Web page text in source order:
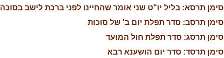
סימן תרסא: בליל יו"ט שני אומר שהחיינו לפני ברכת לישב בסוכה
סימן תרסב: סדר תפלת יום ב' של סוכות
סימן תרסג: סדר תפלת חול המועד
סימן תרסד: סדר יום הושענא רבא